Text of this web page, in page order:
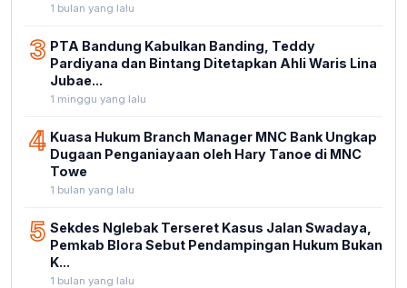
1 bulan yang lalu
3 PTA Bandung Kabulkan Banding, Teddy
Pardiyana dan Bintang Ditetapkan Ahli Waris Lina
Jubae...
1 minggu yang lalu
4 Kuasa Hukum Branch Manager MNC Bank Ungkap
Dugaan Penganiayaan oleh Hary Tanoe di MNC
Towe
1 bulan yang lalu
5 Sekdes Nglebak Terseret Kasus Jalan Swadaya,
Pemkab Blora Sebut Pendampingan Hukum Bukan
K...
1 bulan yang lalu